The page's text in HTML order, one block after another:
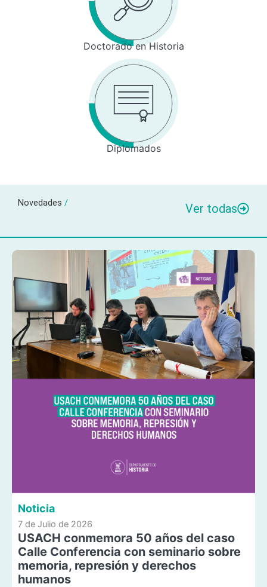
Doctorado en Historia
Diplomados
Novedades / Ver todas
Noticia
7 de Julio de 2026
USACH conmemora 50 años del caso
Calle Conferencia con seminario sobre
memoria, represión y derechos
humanos